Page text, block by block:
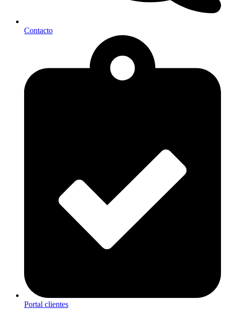
Contacto
Portal clientes